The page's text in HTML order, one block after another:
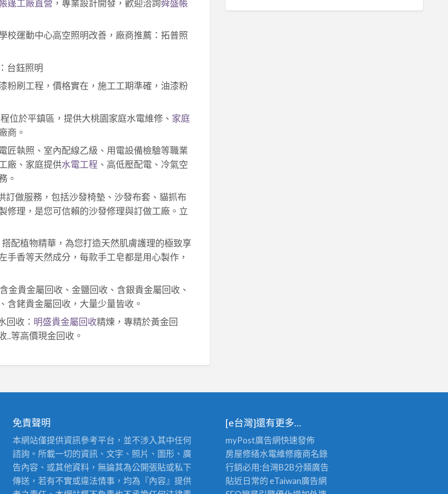
篷工廠直營 ，專業設計開發，歡迎洽詢舜盛帳
校運動中心高空照明改善，廠商推薦：拓普照
台鈺照明
粉刷工程，價格實在，施工工期準確，油漆粉
位於平鎮區，提供大桃園家庭水電維修、 家庭
商。
匠執照、室內配線乙級、用電設備檢驗等職業
廠、家庭提供水電工程 、高低壓配電、冷氣空
。
訂做服務，包括沙發椅墊、沙發布套、貓抓布
修理，是您可信賴的沙發修理與訂做工廠。立
配植物精華，為您打造天然肌膚護理的極致享
手香等天然成分，每款手工皂都是用心製作，
金貴金屬回收、金鹽回收、含銀貴金屬回收、
含銠貴金屬回收，大量少量皆收。
回收： 明盛貴金屬回收精煉，專精於黃金回
..等高價現金回收。
免責聲明
本網站僅提供資訊參考平台，並不涉入其中任何
諮詢。所載一切的資訊、文字、照片、圖形、廣
告內容、或其他資料，無論其為公開張貼或私下
傳送，若有不實或違法情事，均為『內容』提供
[e台灣]還有更多…
myPost廣告網快速發佈
房屋修繕水電維修廠商名錄
行銷必用:台灣B2B分類廣告
貼近日常的 eTaiwan廣告網